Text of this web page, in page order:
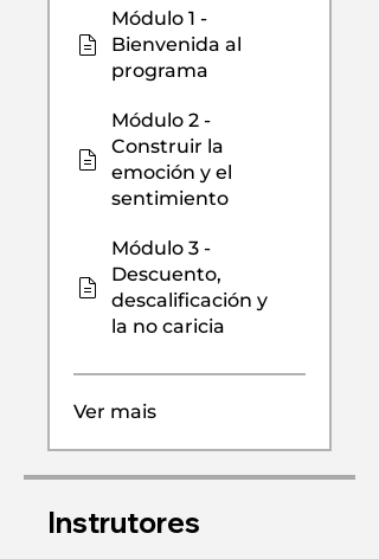
Módulo 1 -
Bienvenida al
programa
Módulo 2 -
Construir la
emoción y el
sentimiento
Módulo 3 -
Descuento,
descalificación y
la no caricia
Ver mais
Instrutores